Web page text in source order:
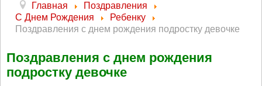
Главная
Поздравления
С Днем Рождения
Ребенку
Поздравления с днем рождения подростку девочке
Поздравления с днем рождения
подростку девочке